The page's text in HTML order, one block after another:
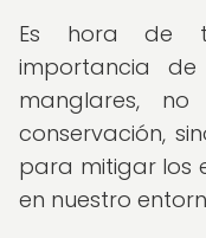
Es hora de
importancia
manglares,
conservación,
para mitigar los
en nuestro